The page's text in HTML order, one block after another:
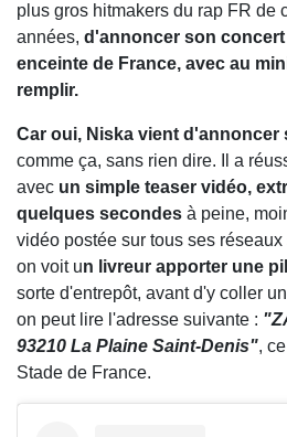
plus gros hitmakers du rap FR de
années, d'annoncer son
enceinte de France, avec au
remplir.
Car oui, Niska vient d'annoncer
comme ça, sans rien dire. Il a
avec un simple teaser vidéo,
quelques secondes à peine,
vidéo postée sur tous ses
on voit un livreur apporter une
sorte d'entrepôt, avant d'y coller
on peut lire l'adresse suivante :
93210 La Plaine Saint-Denis",
Stade de France.